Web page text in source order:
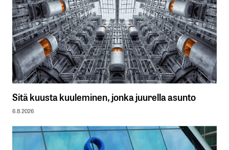
Sitä kuusta kuuleminen, jonka juurella asunto
6.8.2026